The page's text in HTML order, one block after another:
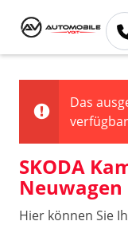
Das
SKODA
Neuwagen
Hier können Sie